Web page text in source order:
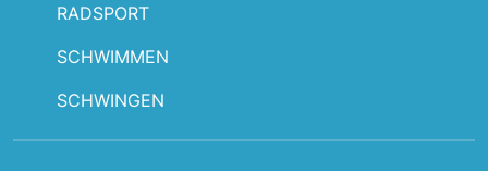
RADSPORT
SCHWIMMEN
SCHWINGEN